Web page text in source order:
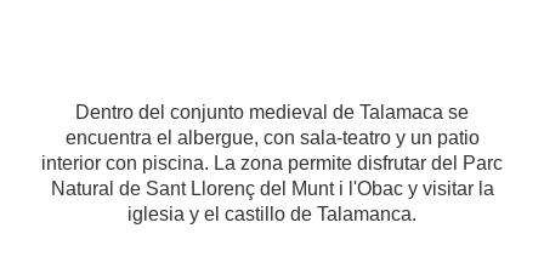
Dentro del conjunto medieval de Talamaca se
encuentra el albergue, con sala-teatro y un patio
interior con piscina. La zona permite disfrutar del Parc
Natural de Sant Llorenç del Munt i l'Obac y visitar la
iglesia y el castillo de Talamanca.